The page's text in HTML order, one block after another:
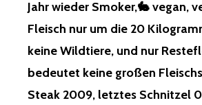
Jahr wieder Smoker,🐇 vegan,
Fleisch nur um die 20
keine Wildtiere, und nur
bedeutet keine großen
Steak 2009, letztes Schnitzel